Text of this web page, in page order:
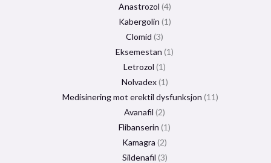
Anastrozol 4
Kabergolin 1
Clomid 3
Eksemestan 1
Letrozol 1
Nolvadex 1
Medisinering mot erektil dysfunksjon 11
Avanafil 2
Flibanserin 1
Kamagra 2
Sildenafil 3